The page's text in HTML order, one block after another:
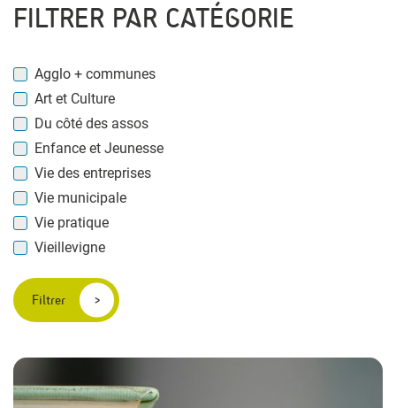
FILTRER PAR CATÉGORIE
Agglo + communes
Art et Culture
Du côté des assos
Enfance et Jeunesse
Vie des entreprises
Vie municipale
Vie pratique
Vieillevigne
Filtrer